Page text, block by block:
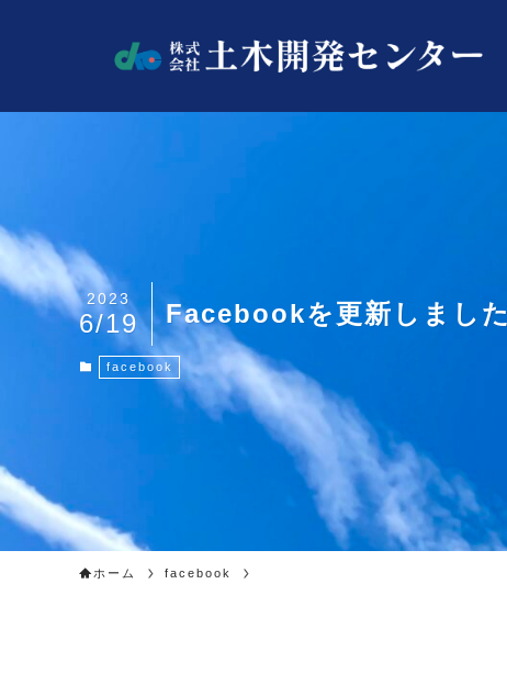
Facebookを更新しました
2023
6/19
facebook
ホーム facebook